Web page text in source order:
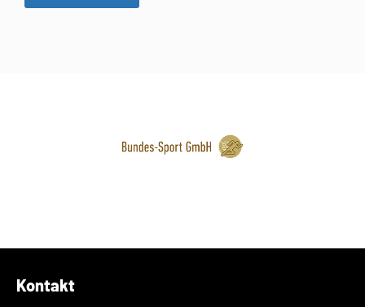
Kontakt